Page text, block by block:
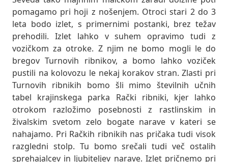
pomagamo pri hoji z nošenjem. Otroci stari 2 do 3
leta bodo izlet, s primernimi postanki, brez težav
prehodili. Izlet lahko v suhem opravimo tudi z
vozičkom za otroke. Z njim ne bomo mogli le do
bregov Turnovih ribnikov, a bomo lahko voziček
pustili na kolovozu le nekaj korakov stran. Zlasti pri
Turnovih ribnikih bomo šli mimo številnih učnih
tabel krajinskega parka Rački ribniki, kjer lahko
otrokom razložimo posebnosti z rastlinskim in
živalskim svetom zelo bogate narave v kateri se
nahajamo. Pri Račkih ribnikih nas pričaka tudi visok
razgledni stolp. Tu bomo srečali tudi več ostalih
sprehajalcev in ljubiteljev narave. Izlet pričnemo pri